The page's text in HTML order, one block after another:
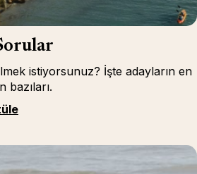
istiyorsunuz? İşte adayların en
bazıları.